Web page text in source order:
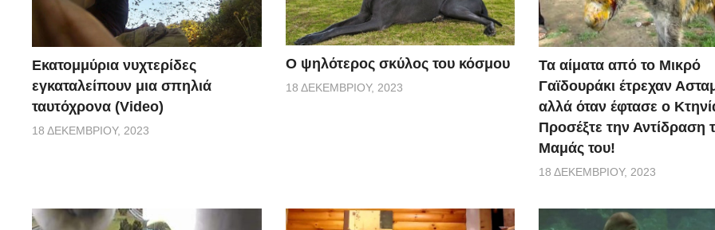
Εκατομμύρια νυχτερίδες
εγκαταλείπουν μια σπηλιά
ταυτόχρονα (Video)
18 ΔΕΚΕΜΒΡΊΟΥ, 2023
Ο ψηλότερος σκύλος του κόσμου
18 ΔΕΚΕΜΒΡΊΟΥ, 2023
Τα αίματα από το Μικρό
Γαϊδουράκι έτρεχαν
αλλά όταν έφτασε ο
Προσέξτε την Αντίδραση
Μαμάς του!
18 ΔΕΚΕΜΒΡΊΟΥ, 2023